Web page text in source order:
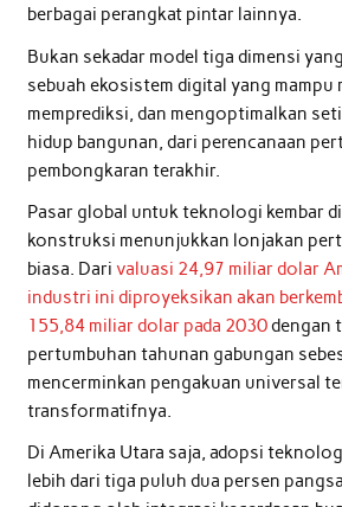
berbagai perangkat pintar lainnya.
Bukan sekadar model tiga dimensi
sebuah ekosistem digital yang mampu
memprediksi, dan mengoptimalkan
hidup bangunan, dari perencanaan
pembongkaran terakhir.
Pasar global untuk teknologi kembar
konstruksi menunjukkan lonjakan
biasa. Dari valuasi 24,97 miliar dolar
industri ini diproyeksikan akan
155,84 miliar dolar pada 2030dengan
pertumbuhan tahunan gabungan
mencerminkan pengakuan universal
transformatifnya.
Di Amerika Utara saja, adopsi
lebih dari tiga puluh dua persen